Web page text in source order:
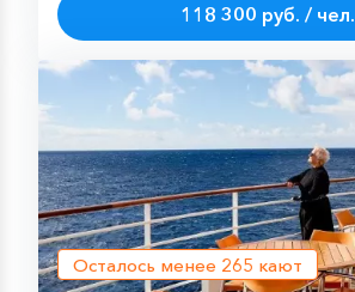
118 300 руб. / чел.
Осталось менее 265 кают